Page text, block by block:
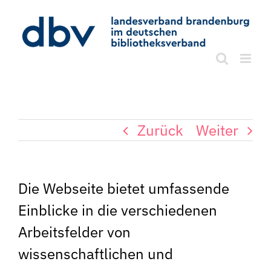
Inhalt
springen
Zurück Weiter
Die Webseite bietet umfassende
Einblicke in die verschiedenen
Arbeitsfelder von
wissenschaftlichen und